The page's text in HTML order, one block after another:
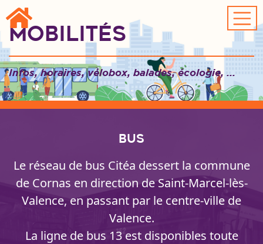
Passer au contenu principal
Mobilités
Infos, horaires, vélobox, balades, écologie, ...
Bus
Le réseau de bus Citéa dessert la commune
de Cornas en direction de Saint-Marcel-lès-
Valence, en passant par le centre-ville de
Valence.
La ligne de bus 13 est disponibles toute